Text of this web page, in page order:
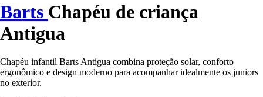
Barts Chapéu de criança
Antigua
Chapéu infantil Barts Antigua combina proteção solar, conforto
ergonômico e design moderno para acompanhar idealmente os juniors
no exterior.